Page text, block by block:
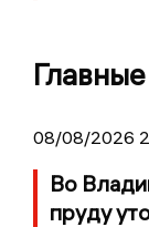
08/08/2026
Во
пруду